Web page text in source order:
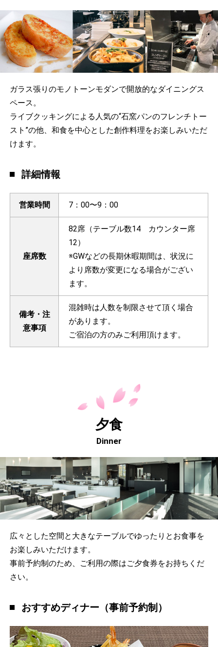
ガラス張りのモノトーンモダンで開放的なダイニングス
ペース。
ライブクッキングによる人気の“石窯パンのフレンチトー
スト”の他、和食を中心とした創作料理をお楽しみいただ
けます。
詳細情報
営業時間 7：00〜9：00
座席数
82席（テーブル数14 カウンター席
12）
※GWなどの長期休暇期間は、状況に
より席数が変更になる場合がござい
ます。
備考・注
意事項
混雑時は人数を制限させて頂く場合
があります。
ご宿泊の方のみご利用頂けます。
夕食
Dinner
広々とした空間と大きなテーブルでゆったりとお食事を
お楽しみいただけます。
事前予約制のため、ご利用の際はご夕食券をお持ちくだ
さい。
おすすめディナー（事前予約制）